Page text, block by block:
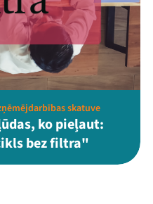
skatuve
ko pieļaut:
bez filtra"